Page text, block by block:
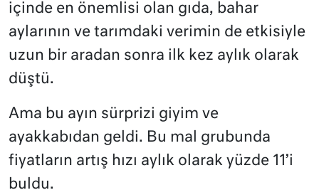
içinde en önemlisi olan gıda, bahar
aylarının ve tarımdaki verimin de etkisiyle
uzun bir aradan sonra ilk kez aylık olarak
düştü.
Ama bu ayın sürprizi giyim ve
ayakkabıdan geldi. Bu mal grubunda
fiyatların artış hızı aylık olarak yüzde 11’i
buldu.